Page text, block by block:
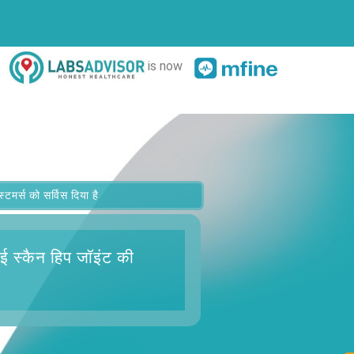
is now
को सर्विस दिया है
स्कैन हिप जॉइंटकी